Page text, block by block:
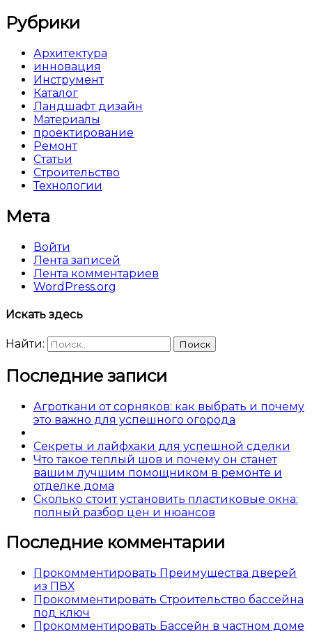
Рубрики
Архитектура
инновация
Инструмент
Каталог
Ландшафт дизайн
Материалы
проектирование
Ремонт
Статьи
Строительство
Технологии
Мета
Войти
Лента записей
Лента комментариев
WordPress.org
Искать здесь
Найти:
Последние записи
Агроткани от сорняков: как выбрать и почему
это важно для успешного огорода
Секреты и лайфхаки для успешной сделки
Что такое теплый шов и почему он станет
вашим лучшим помощником в ремонте и
отделке дома
Сколько стоит установить пластиковые окна:
полный разбор цен и нюансов
Последние комментарии
Прокомментировать Преимущества дверей
из ПВХ
Прокомментировать Строительство бассейна
под ключ
Прокомментировать Бассейн в частном доме